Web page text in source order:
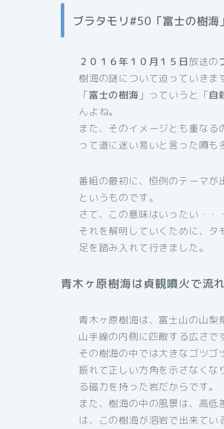
ブラタモリ#50「富士の樹海」
２０１６年１０月１５日放送の
樹海の謎について迫っていきま
「富士の樹海 」っていうと「自
んよね。
また、そのイメージとも重な
って道に迷い易いと言った噂
番組の最初に、恒例のテーマが
というものです。
さて、この意味はいったい・・
それを解明していくために、
足を踏み入れて行きました。
青木ヶ原樹海は貞観噴火で流
青木ヶ原樹海は、富士山の山
山手線の内側に匹敵する広さで
その樹海の中では大きなゴツ
振れて正しい方角を示さなく
る磁力を持った岩だからです。
また、樹海の中の風景は、高
は、この樹海が溶岩で出来て